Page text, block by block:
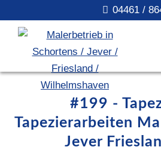
04461 /
#199 -
Tapezierarbeiten
Jever